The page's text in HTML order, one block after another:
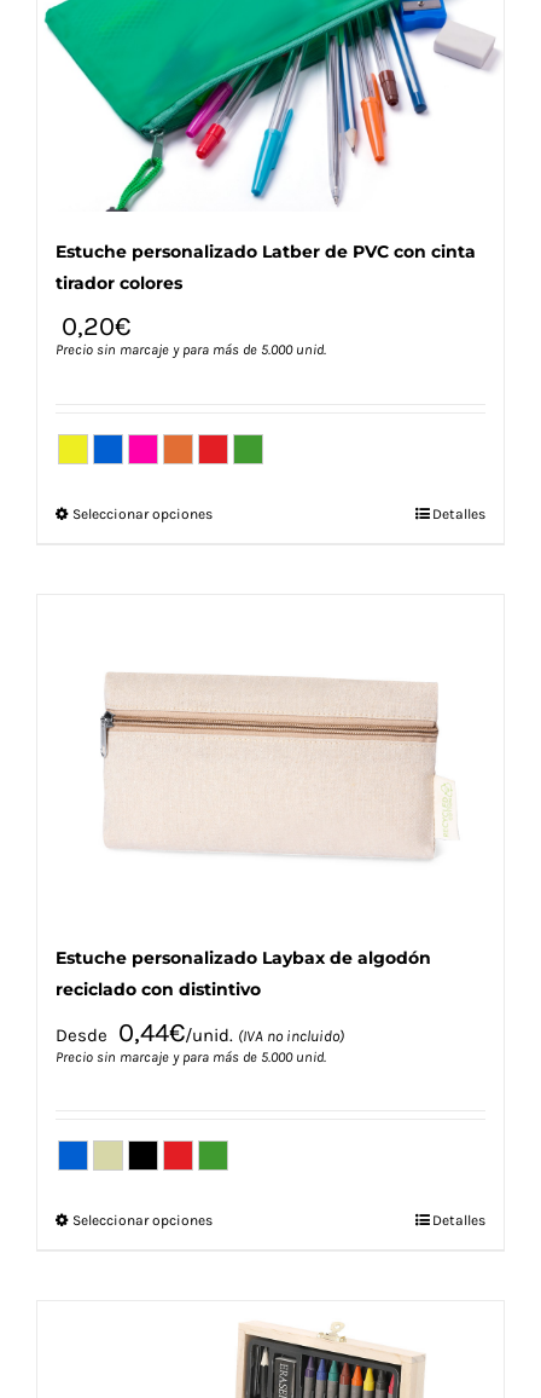
en
la
página
de
producto
Estuche personalizado Latber de PVC con cinta
tirador colores
0,20€
Precio sin marcaje y para más de 5.000 unid.
Seleccionar opcionesEste
opciones
pueden
de
Detalles
Estuche personalizado Laybax de algodón
reciclado con distintivo
Desde 0,44€/unid. (IVA no incluido)
Precio sin marcaje y para más de 5.000 unid.
Seleccionar opcionesEste
variantes.
Las
opciones
Detalles